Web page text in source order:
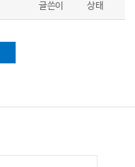
글쓴이 상태